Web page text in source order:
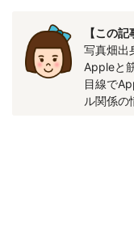
【この
写真畑出
Appleと
目線で
ル関係の